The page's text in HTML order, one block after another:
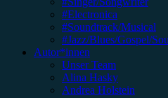
#Electronica
#Soundtrack/Musical
#Jazz/Blues/Gospel/
Autor*innen
Unser Team
Alina Hasky
Andrea Holstein